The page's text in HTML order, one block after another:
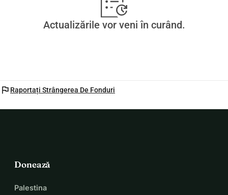
Actualizările vor veni în curând.
flag Raportați Strângerea De Fonduri
Donează
Palestina